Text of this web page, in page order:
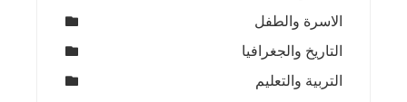
الاسرة والطفل
التاريخ والجغرافيا
التربية والتعليم